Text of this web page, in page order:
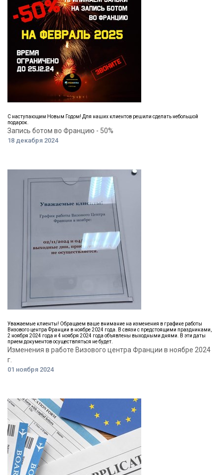
С наступающим Новым Годом! Для наших клиентов решили сделать небольшой
подарок.
Запись ботом во Францию - 50%
18 декабря 2024
Уважаемые клиенты! Обращаем ваше внимание на изменения в графике работы
Визового центра Франции в ноябре 2024 года. В связи с предстоящими праздниками,
2 ноября 2024 года и 4 ноября 2024 года объявлены выходными днями. В эти даты
прием документов осуществляться не будет.
Изменения в работе Визового центра Франции в ноябре 2024
г.
01 ноября 2024